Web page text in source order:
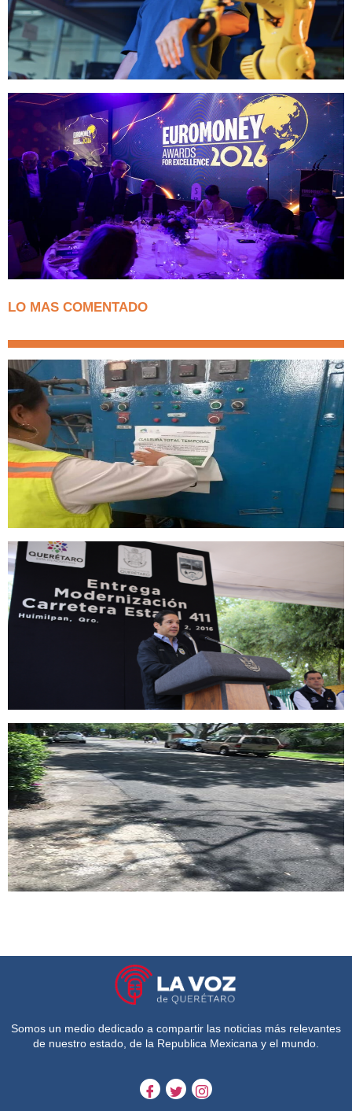
LO MAS COMENTADO
Somos un medio dedicado a compartir las noticias más relevantes
de nuestro estado, de la Republica Mexicana y el mundo.